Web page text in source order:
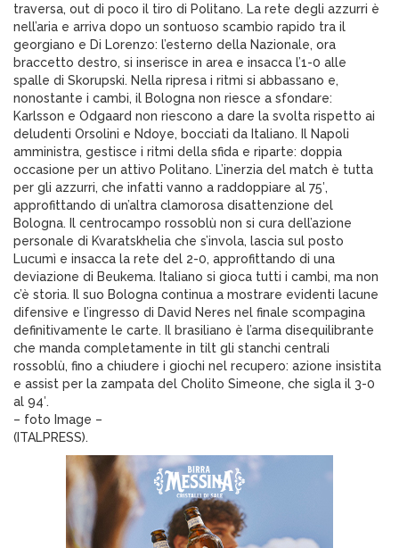
traversa, out di poco il tiro di Politano. La rete degli azzurri è
nell’aria e arriva dopo un sontuoso scambio rapido tra il
georgiano e Di Lorenzo: l’esterno della Nazionale, ora
braccetto destro, si inserisce in area e insacca l’1-0 alle
spalle di Skorupski. Nella ripresa i ritmi si abbassano e,
nonostante i cambi, il Bologna non riesce a sfondare:
Karlsson e Odgaard non riescono a dare la svolta rispetto ai
deludenti Orsolini e Ndoye, bocciati da Italiano. Il Napoli
amministra, gestisce i ritmi della sfida e riparte: doppia
occasione per un attivo Politano. L’inerzia del match è tutta
per gli azzurri, che infatti vanno a raddoppiare al 75′,
approfittando di un’altra clamorosa disattenzione del
Bologna. Il centrocampo rossoblù non si cura dell’azione
personale di Kvaratskhelia che s’invola, lascia sul posto
Lucumì e insacca la rete del 2-0, approfittando di una
deviazione di Beukema. Italiano si gioca tutti i cambi, ma non
c’è storia. Il suo Bologna continua a mostrare evidenti lacune
difensive e l’ingresso di David Neres nel finale scompagina
definitivamente le carte. Il brasiliano è l’arma disequilibrante
che manda completamente in tilt gli stanchi centrali
rossoblù, fino a chiudere i giochi nel recupero: azione insistita
e assist per la zampata del Cholito Simeone, che sigla il 3-0
al 94′.
– foto Image –
(ITALPRESS).